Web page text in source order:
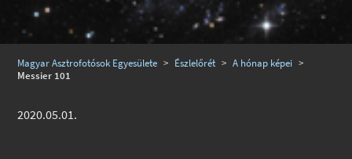
Magyar Asztrofotósok Egyesülete > Észlelőrét > A hónap képei >
Messier 101
2020.05.01.